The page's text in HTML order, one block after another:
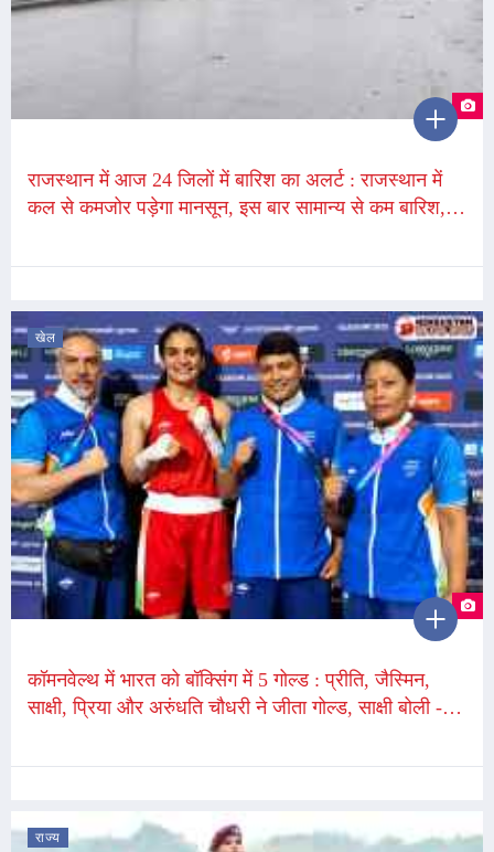
राजस्थान में आज 24 जिलों में बारिश का अलर्ट : राजस्थान में
कल से कमजोर पड़ेगा मानसून, इस बार सामान्य से कम बारिश,
खेल
कॉमनवेल्थ में भारत को बॉक्सिंग में 5 गोल्ड : प्रीति, जैस्मिन,
साक्षी, प्रिया और अरुंधति चौधरी ने जीता गोल्ड, साक्षी बोली -
राज्य